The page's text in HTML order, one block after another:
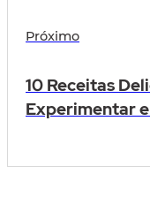
Próximo
10 Receitas
Experimentar